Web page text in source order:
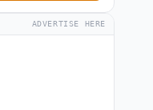
ADVERTISE HERE